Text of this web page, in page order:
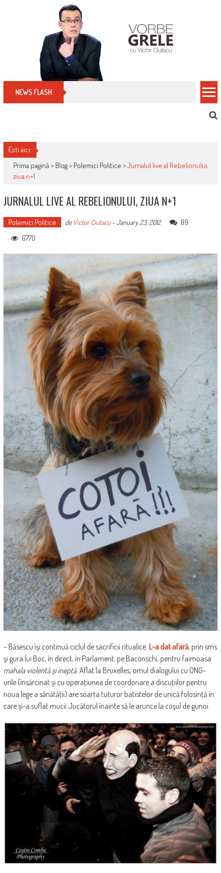
NEWS FLASH Cum îți schimbi, rapid, gratuit și eficient,
Esti aici:
Prima pagină > Blog> Polemici Politice >Jurnalul live al Rebelionului,
ziua n+1
JURNALUL LIVE AL REBELIONULUI, ZIUA N+1
Polemici Politice de Victor Ciutacu-January 23, 2012
89
6770
– Băsescu îşi continuă ciclul de sacrificii ritualice. L-a dat afară, prin sms
şi gura lui Boc, în direct, în Parlament, pe Baconschi, pentru faimoasa
mahala violentă şi ineptă. Aflat la Bruxelles, omul dialogului cu ONG-
urile (însărcinat şi cu operaţiunea de coordonare a discuţiilor pentru
noua lege a sănătăţii) are soarta tuturor batistelor de unică folosinţă în
care şi-a suflat mucii Jucătorul înainte să le arunce la coşul de gunoi.